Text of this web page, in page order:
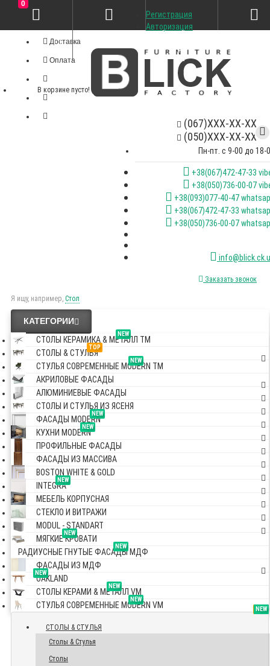
Доставка
Оплата
(067)XXX-XX-XX
(050)XXX-XX-XX
Пн-пт. с 9-00 до 18-
+38(067)472-47-33
+38(050)736-00-07
+38(093)077-40-47
+38(067)472-47-33
+38(050)736-00-07
Заказать звонок
Я ищу, например, Стол
Регистрация
Авторизация
0
В корзине пусто!
КАТЕГОРИИ
NEW
СТОЛЫ КЕРАМИКА & МЕТАЛЛ TM
TOP
СТОЛЫ & СТУЛЬЯ
NEW
СТУЛЬЯ СОВРЕМЕННЫЕ MODERN TM
АКРИЛОВЫЕ ФАСАДЫ
АЛЮМИНИЕВЫЕ ФАСАДЫ
СТОЛЫ И СТУЛЬЯ ИЗ ЯСЕНЯ
NEW
ФАСАДЫ MODERN
NEW
КУХНИ MODERN
ПРОФИЛЬНЫЕ ФАСАДЫ
ФАСАДЫ ИЗ МАССИВА
BOSTON WHITE & GOLD
NEW
INTEGRA
МЕБЕЛЬ КОРПУСНАЯ
СТЕКЛО И ВИТРАЖИ
MODUL - STANDART
NEW
МЯГКИЕ КРОВАТИ
NEW
РАДИУСНЫЕ ГНУТЫЕ ФАСАДЫ МДФ
ФАСАДЫ ИЗ МДФ
NEW
OAKLAND
NEW
СТОЛЫ КЕРАМИ & МЕТАЛЛ VM
NEW
СТУЛЬЯ СОВРЕМЕННЫЕ MODERN VM TOP
СТОЛЫ & СТУЛЬЯ
Столы & Стулья
Столы
NEW
NEW
NEW